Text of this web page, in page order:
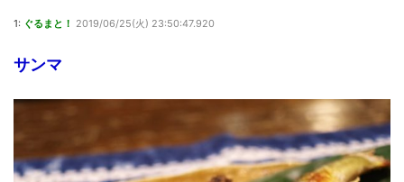
1: ぐるまと！ 2019/06/25(火) 23:50:47.920
サンマ